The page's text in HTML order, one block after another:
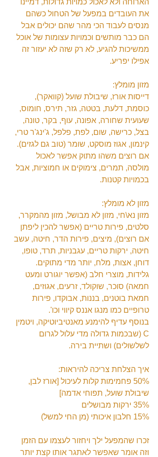
את העובדים במפעל של הטחול כשהם
מנסים לעבוד הכי מהר שהם יכולים אבל
הם כבר מותשים וכמויות עצומות של אוכל
ממשיכות להגיע, לא רק שזה לא יעזור זה
אפילו יפריע.
מזון מומלץ:
דייסות אורז, שיבולת שועל (קוואקר),
כוסמת, דלעת, בטטה, גזר, תירס, חומוס,
שעועית שחורה, אפונה, עוף, בקר, טונה,
בצל, כרישה, שום, לפת, פלפל, ג'ינג'ר טרי,
קינמון, אגוז מוסקט, שומר (טוב גם לגזים).
אם רוצים משהו מתוק אפשר לאכול
מולסה, תמרים, צימוקים או חמוציות, אבל
בכמויות קטנות.
מזון לא מומלץ:
מזון נא\חי, מזון לא מבושל, מזון מהמקרר,
סלטים, פירות טריים (אפשר להכין ליפתן
אם רוצים), מיצים, פירות הדר, חיטה, עשב
חיטה, ירקות טריים, עגבניות, תרד, טופו,
דוחן, אצות, מלח, יותר מדי מתוקים.
גלידות, מוצרי חלב (אפשר יוגורט ומעט
חמאה) סוכר, שוקולד, זרעים, אגוזים,
חמאת בוטנים, בננות, אבוקדו, פירות
טרופיים כמו מנגו אננס קיווי וכו'.
בנוסף עדיף להימנע מאנטיביוטיקה, ויטמין
C (שבכמות גדולה מדי עלול לגרום
לשלשולים) ושתיית בירה.
איך הצלחת צריכה להיראות:
50% פחמימות קלות לעיכול [אורז לבן,
שיבולת שועל, תפוחי אדמה]
35% ירקות מבושלים
15% חלבון איכותי (מן החי למשל)
זכרו שהמפעל ילך ויחזור לעצמו עם הזמן
וזה אומר שאפשר לאתגר אותו קצת יותר